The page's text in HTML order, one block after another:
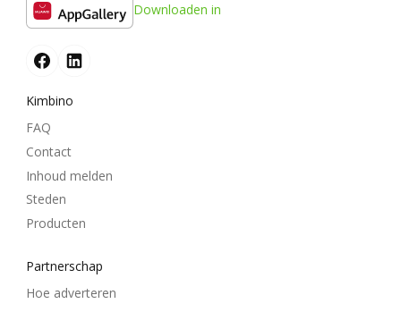
Downloaden in
Kimbino
FAQ
Contact
Inhoud melden
Steden
Producten
Partnerschap
Hoe adverteren